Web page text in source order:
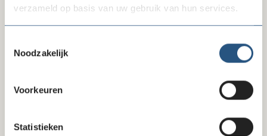
verzameld op basis van uw gebruik van hun services.
Noodzakelijk
Voorkeuren
Statistieken